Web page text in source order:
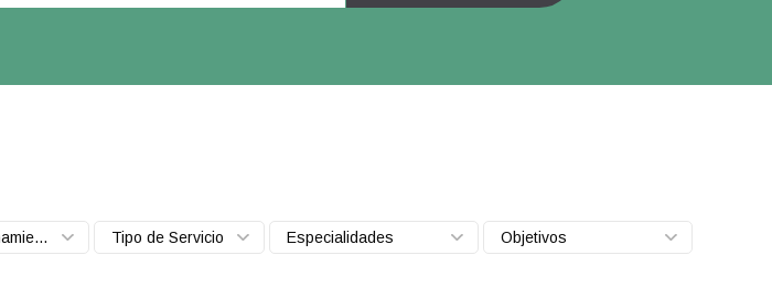
Tipo de Entrenamiento Tipo de Servicio Especialidades Objetivos